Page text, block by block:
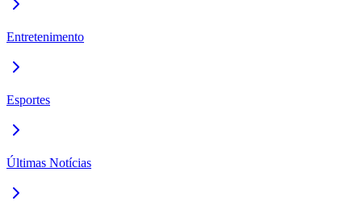
Entretenimento
Esportes
Últimas Notícias